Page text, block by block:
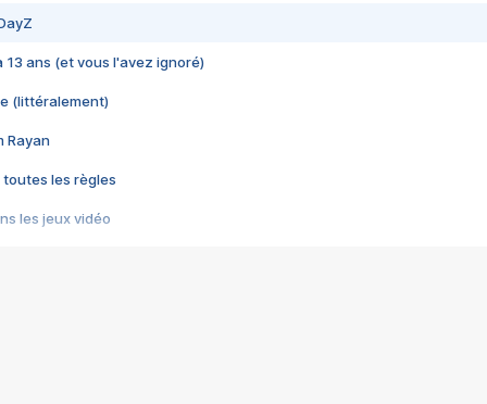
13 ans (et vous l'avez ignoré)
(littéralement)
Rayan
toutes les règles
les jeux vidéo